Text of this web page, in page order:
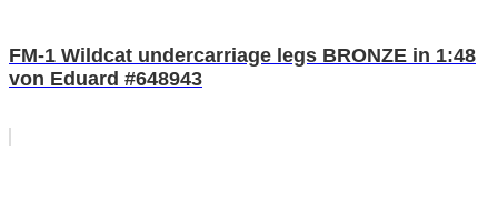
FM-1 Wildcat undercarriage legs BRONZE in 1:48
von Eduard #648943